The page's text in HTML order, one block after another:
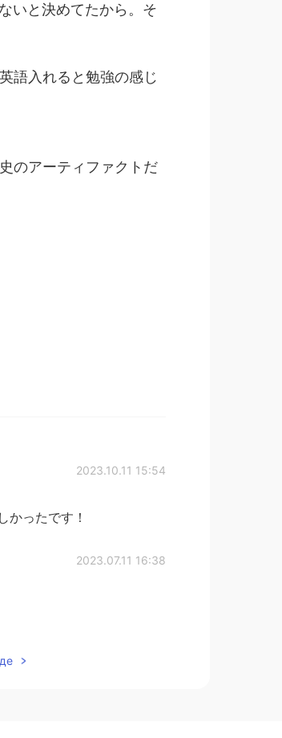
いと決めてたから。そ
語入れると勉強の感じ
のアーティファクトだ
2023.10.11 15:54
かったです！
2023.07.11 16:38